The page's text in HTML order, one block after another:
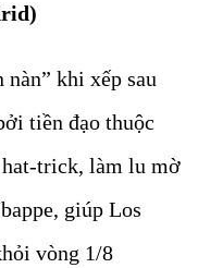
nàn” khi xếp sau
tiền đạo thuộc
hat-trick, làm lu mờ
giúp Los
vòng 1/8